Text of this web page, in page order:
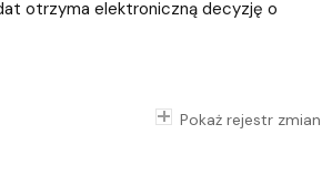
otrzyma elektroniczną decyzję o
Pokaż rejestr zmian